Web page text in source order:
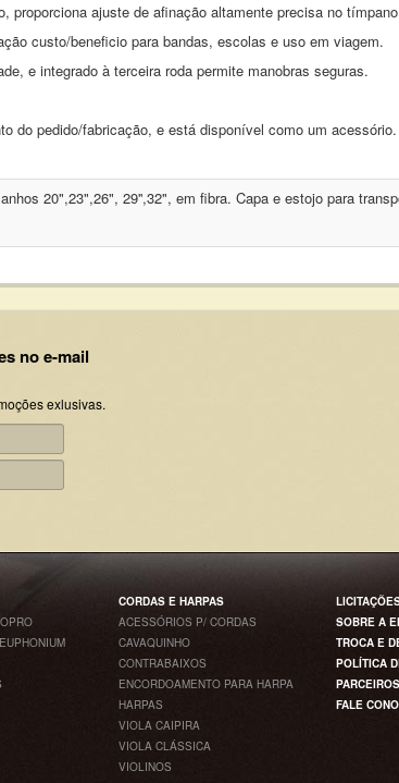
ajuste de afinação altamente precisa no
custo/beneficio para bandas, escolas e uso em viagem.
e integrado à terceira roda permite manobras seguras.
do pedido/fabricação, e está disponível como um acessório.
20",23",26", 29'',32", em fibra. Capa e estojo para
no e-mail
exlusivas.
CORDAS E HARPAS
ACESSÓRIOS P/ CORDAS
CAVAQUINHO
CONTRABAIXOS
ENCORDOAMENTO PARA HARPA
HARPAS
VIOLA CAIPIRA
VIOLA CLÁSSICA
VIOLINOS
SOBRE A
TROCA E
POLÍTICA
PARCEIROS
FALE